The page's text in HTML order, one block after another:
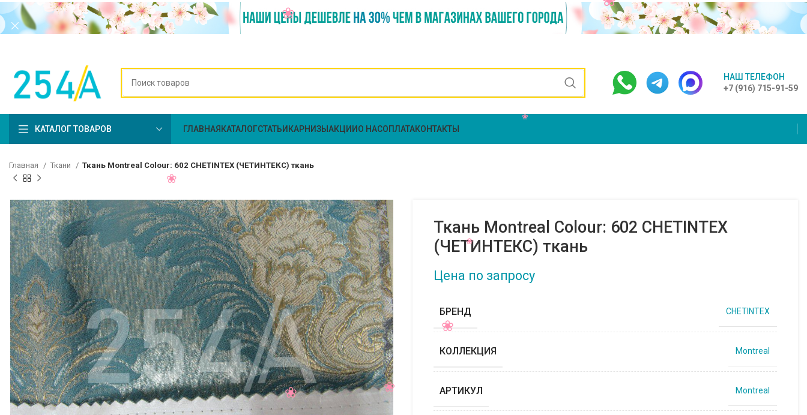
НАШ ТЕЛЕФОН
+7 (916) 715-91-59
КАТАЛОГ ТОВАРОВ ГЛАВНАЯ КАТАЛОГСТАТЬИ КАРНИЗЫ АКЦИИ О НАСОПЛАТАКОНТАКТЫ
Главная Ткани Ткань Montreal Colour: 602 CHETINTEX (ЧЕТИНТЕКС) ткань
Ткань Montreal Colour: 602 CHETINTEX
(ЧЕТИНТЕКС) ткань
Цена по запросу
БРЕНД CHETINTEX
КОЛЛЕКЦИЯ Montreal
АРТИКУЛ Montreal